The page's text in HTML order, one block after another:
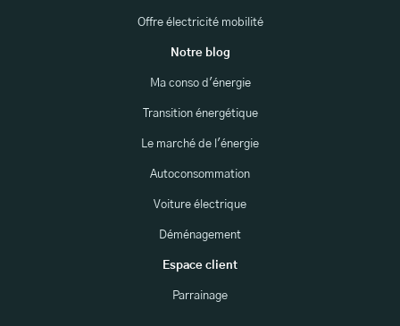
Offre électricité mobilité
Notre blog
Ma conso d'énergie
Transition énergétique
Le marché de l'énergie
Autoconsommation
Voiture électrique
Déménagement
Espace client
Parrainage